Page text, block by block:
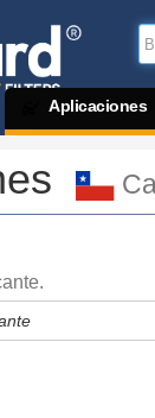
Aplicaciones